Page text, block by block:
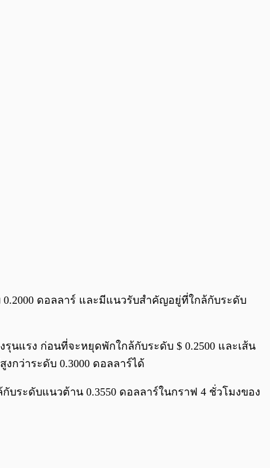
0:00 / 0:00
ดอลลาร์ และมีแนวรับสำคัญอยู่ที่ใกล้กับระดับ
นแรง ก่อนที่จะหยุดพักใกล้กับระดับ $ 0.2500 และเส้น
กว่าระดับ 0.3000 ดอลลาร์ได้
ระดับแนวต้าน 0.3550 ดอลลาร์ในกราฟ 4 ชั่วโมงของ